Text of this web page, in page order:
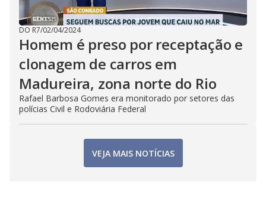
DO R7/02/04/2024
Homem é preso por receptação e
clonagem de carros em
Madureira, zona norte do Rio
Rafael Barbosa Gomes era monitorado por setores das
polícias Civil e Rodoviária Federal
VEJA MAIS NOTÍCIAS